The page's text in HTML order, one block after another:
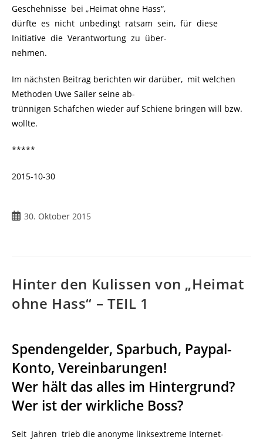
Geschehnisse bei „Heimat ohne Hass“,
dürfte es nicht unbedingt ratsam sein, für diese
Initiative die Verantwortung zu über-
nehmen.
Im nächsten Beitrag berichten wir darüber, mit welchen
Methoden Uwe Sailer seine ab-
trünnigen Schäfchen wieder auf Schiene bringen will bzw.
wollte.
*****
2015-10-30
Beitrag
30. Oktober 2015
Hinter den Kulissen von „Heimat
ohne Hass“ – TEIL 1
Spendengelder, Sparbuch, Paypal-
Konto, Vereinbarungen!
Wer hält das alles im Hintergrund?
Wer ist der wirkliche Boss?
Seit Jahren trieb die anonyme linksextreme Internet-